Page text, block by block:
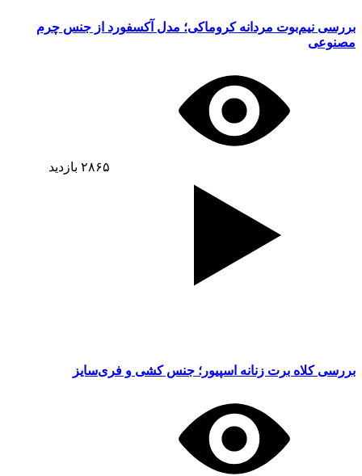
بررسی نیم‌بوت مردانه کروماکی؛ مدل آکسفورد از جنس چرم
مصنوعی
۲۸۶۵ بازدید
بررسی کلاه برت زنانه اسپیور؛ جنس کشی و فری‌سایز